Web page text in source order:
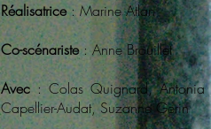
Réalisatrice: Marine Atlan
Co-scénariste: Anne Brouillet
Avec: Colas Quignard, Antonia
Capellier-Audat, Suzanne Gerin